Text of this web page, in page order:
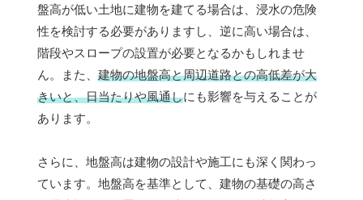
盤高が低い土地に建物を建てる場合は、浸水の危険
性を検討する必要がありますし、逆に高い場合は、
階段やスロープの設置が必要となるかもしれませ
ん。また、 建物の地盤高と周辺道路との高低差が大
きいと、日当たりや風通しにも影響を与えることが
あります。
さらに、地盤高は建物の設計や施工にも深く関わっ
ています。地盤高を基準として、建物の基礎の高さ